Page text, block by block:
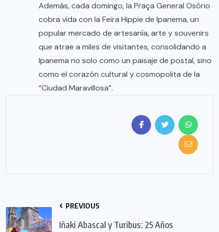
Además, cada domingo, la Praça General Osório
cobra vida con la Feira Hippie de Ipanema, un
popular mercado de artesanía, arte y souvenirs
que atrae a miles de visitantes, consolidando a
Ipanema no solo como un paisaje de postal, sino
como el corazón cultural y cosmopolita de la
“Ciudad Maravillosa”.
PREVIOUS
Iñaki Abascal y Turibus: 25 Años